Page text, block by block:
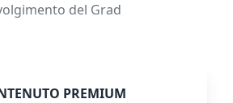
del Grad
PREMIUM